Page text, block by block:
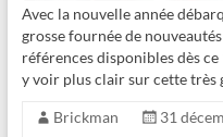
Avec la nouvelle année
grosse fournée de
références disponibles dès
y voir plus clair sur cette très
Brickman
31